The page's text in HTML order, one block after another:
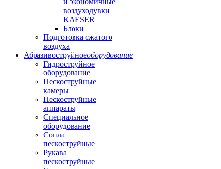
и экономичные
воздуходувки
KAESER
Блоки
Подготовка сжатого
воздуха
Абразивоструйноеоборудование
Гидроструйное
оборудование
Пескоструйные
камеры
Пескоструйные
аппараты
Специальное
оборудование
Сопла
пескоструйные
Рукава
пескоструйные